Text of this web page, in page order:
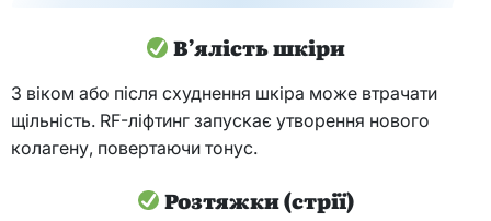
В’ялість шкіри
З віком або після схуднення шкіра може втрачати
щільність. RF-ліфтинг запускає утворення нового
колагену, повертаючи тонус.
Розтяжки (стрії)